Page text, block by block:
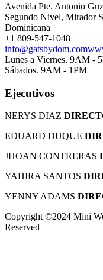
Avenida Pte. Antonio
Segundo Nivel, Mirador
Dominicana
+1 809-547-1048
info@gatsbydom.com
Lunes a Viernes. 9AM -
Sábados. 9AM - 1PM
Ejecutivos
NERYS DIAZ
EDUARD DUQUE
JHOAN CONTRERAS
YAHIRA SANTOS
YENNY ADAMS
Copyright ©2024 Mini
Reserved